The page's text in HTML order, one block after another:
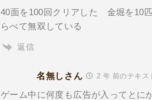
40面を100回クリアした 金堀を10
らべて無双している
返信
名無しさん 2 年 前のテキス
ゲーム中に何度も広告が入ってとに